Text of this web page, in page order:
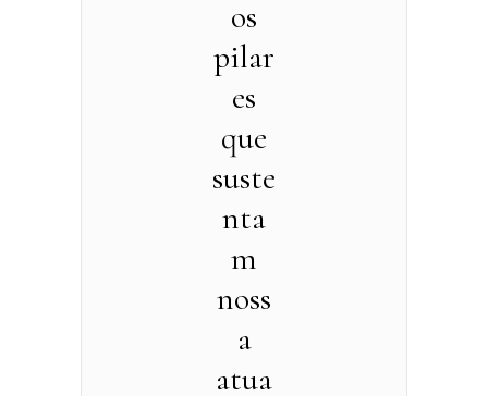
os
pilar
es
que
suste
nta
m
noss
a
atua